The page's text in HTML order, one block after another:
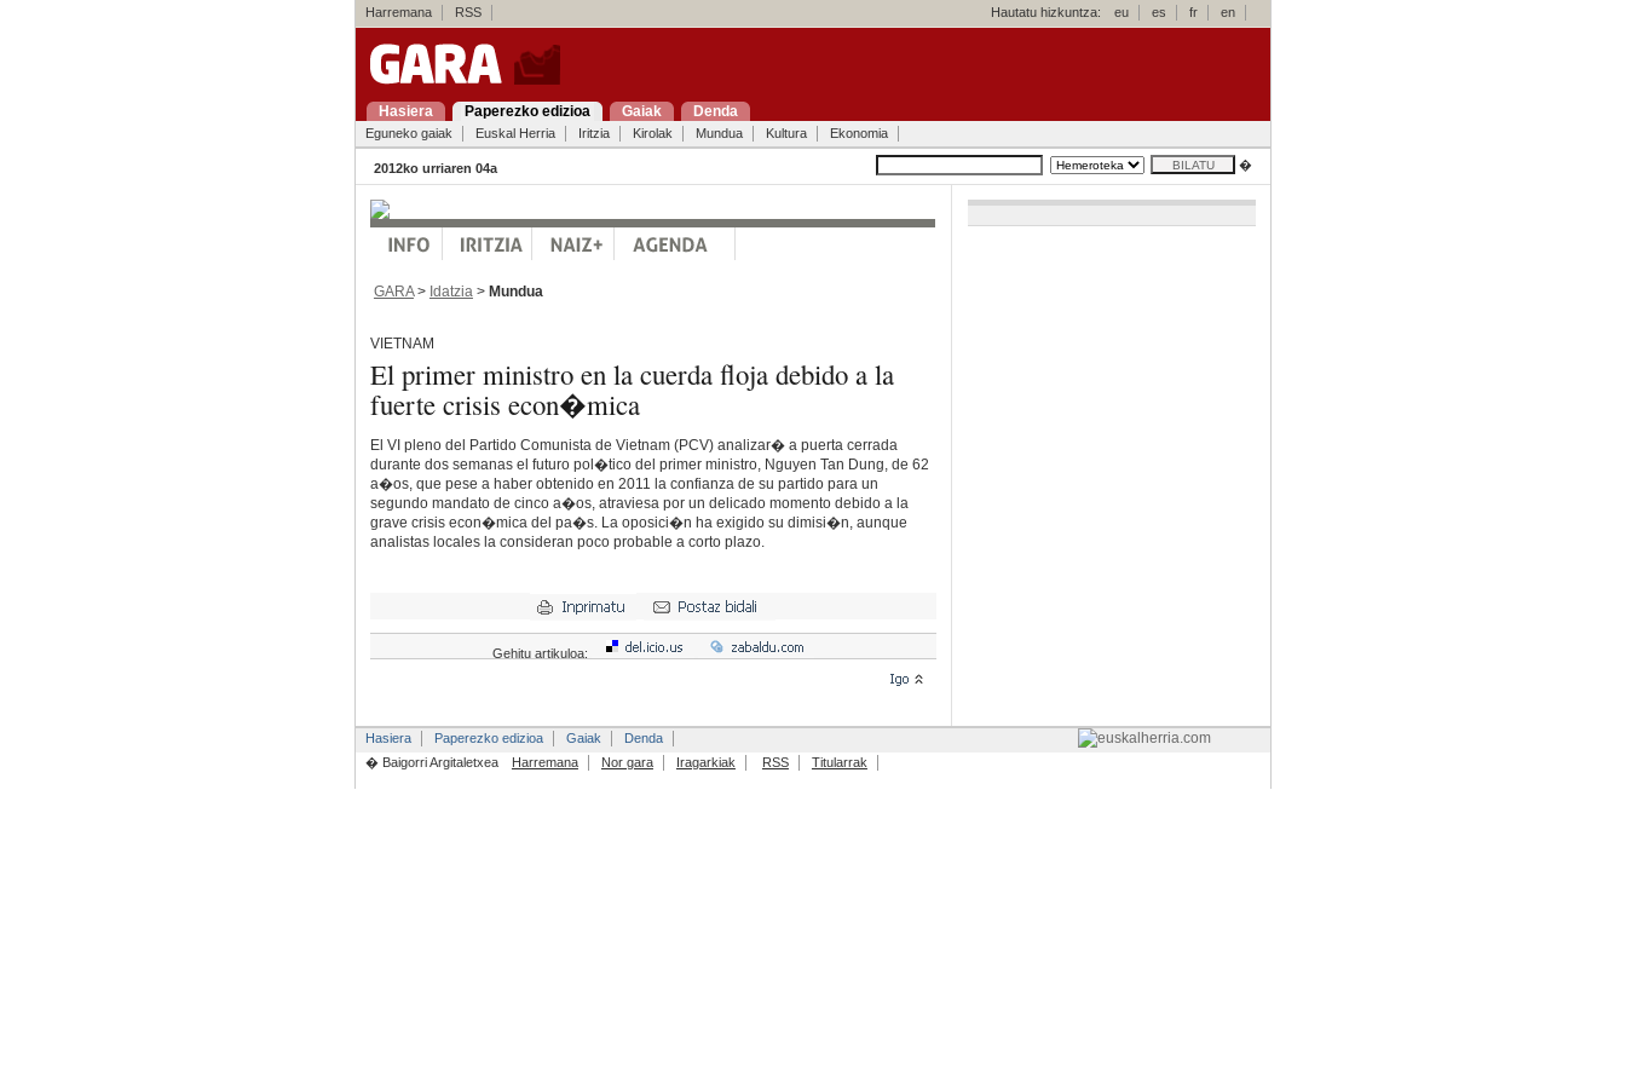
Harremana RSS Hautatu hizkuntza: eu es fr en
Hasiera Paperezko edizioa Gaiak Denda
Eguneko gaiak Euskal Herria Iritzia Kirolak Mundua Kultura Ekonomia
2012ko urriaren 04a �
GARA> Idatzia > Mundua
VIETNAM
El primer ministro en la cuerda floja debido a la
fuerte crisis econ�mica
El VI pleno del Partido Comunista de Vietnam (PCV) analizar� a puerta cerrada
durante dos semanas el futuro pol�tico del primer ministro, Nguyen Tan Dung, de 62
a�os, que pese a haber obtenido en 2011 la confianza de su partido para un
segundo mandato de cinco a�os, atraviesa por un delicado momento debido a la
grave crisis econ�mica del pa�s. La oposici�n ha exigido su dimisi�n, aunque
analistas locales la consideran poco probable a corto plazo.
Gehitu artikuloa:
Hasiera Paperezko edizioa Gaiak
Denda
� Baigorri Argitaletxea
Harremana Nor gara Iragarkiak RSS Titularrak